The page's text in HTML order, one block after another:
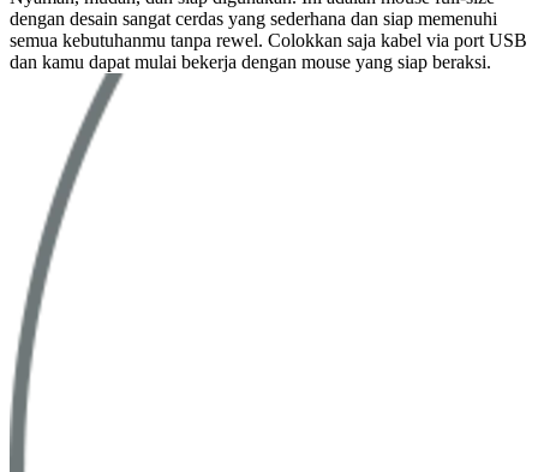
dengan desain sangat cerdas yang sederhana dan siap memenuhi
semua kebutuhanmu tanpa rewel. Colokkan saja kabel via port USB
dan kamu dapat mulai bekerja dengan mouse yang siap beraksi.